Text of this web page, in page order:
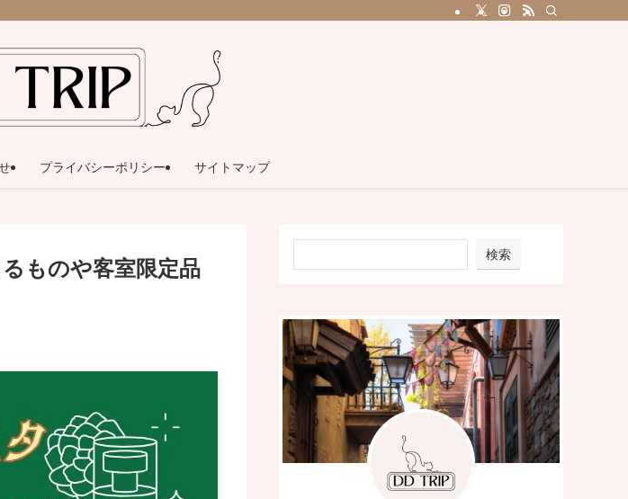
プライバシーポリシー サイトマップ
ものや客室限定品
検索